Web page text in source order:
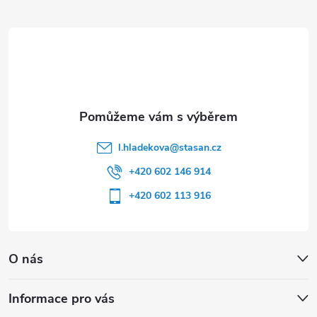
O nás
Informace pro vás
l.hladekova@stasan.cz
+420 602 146 914
+420 602 113 916